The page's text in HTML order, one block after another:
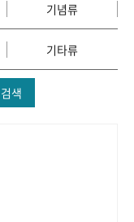
영상 기록물
기념류
기타류
검색